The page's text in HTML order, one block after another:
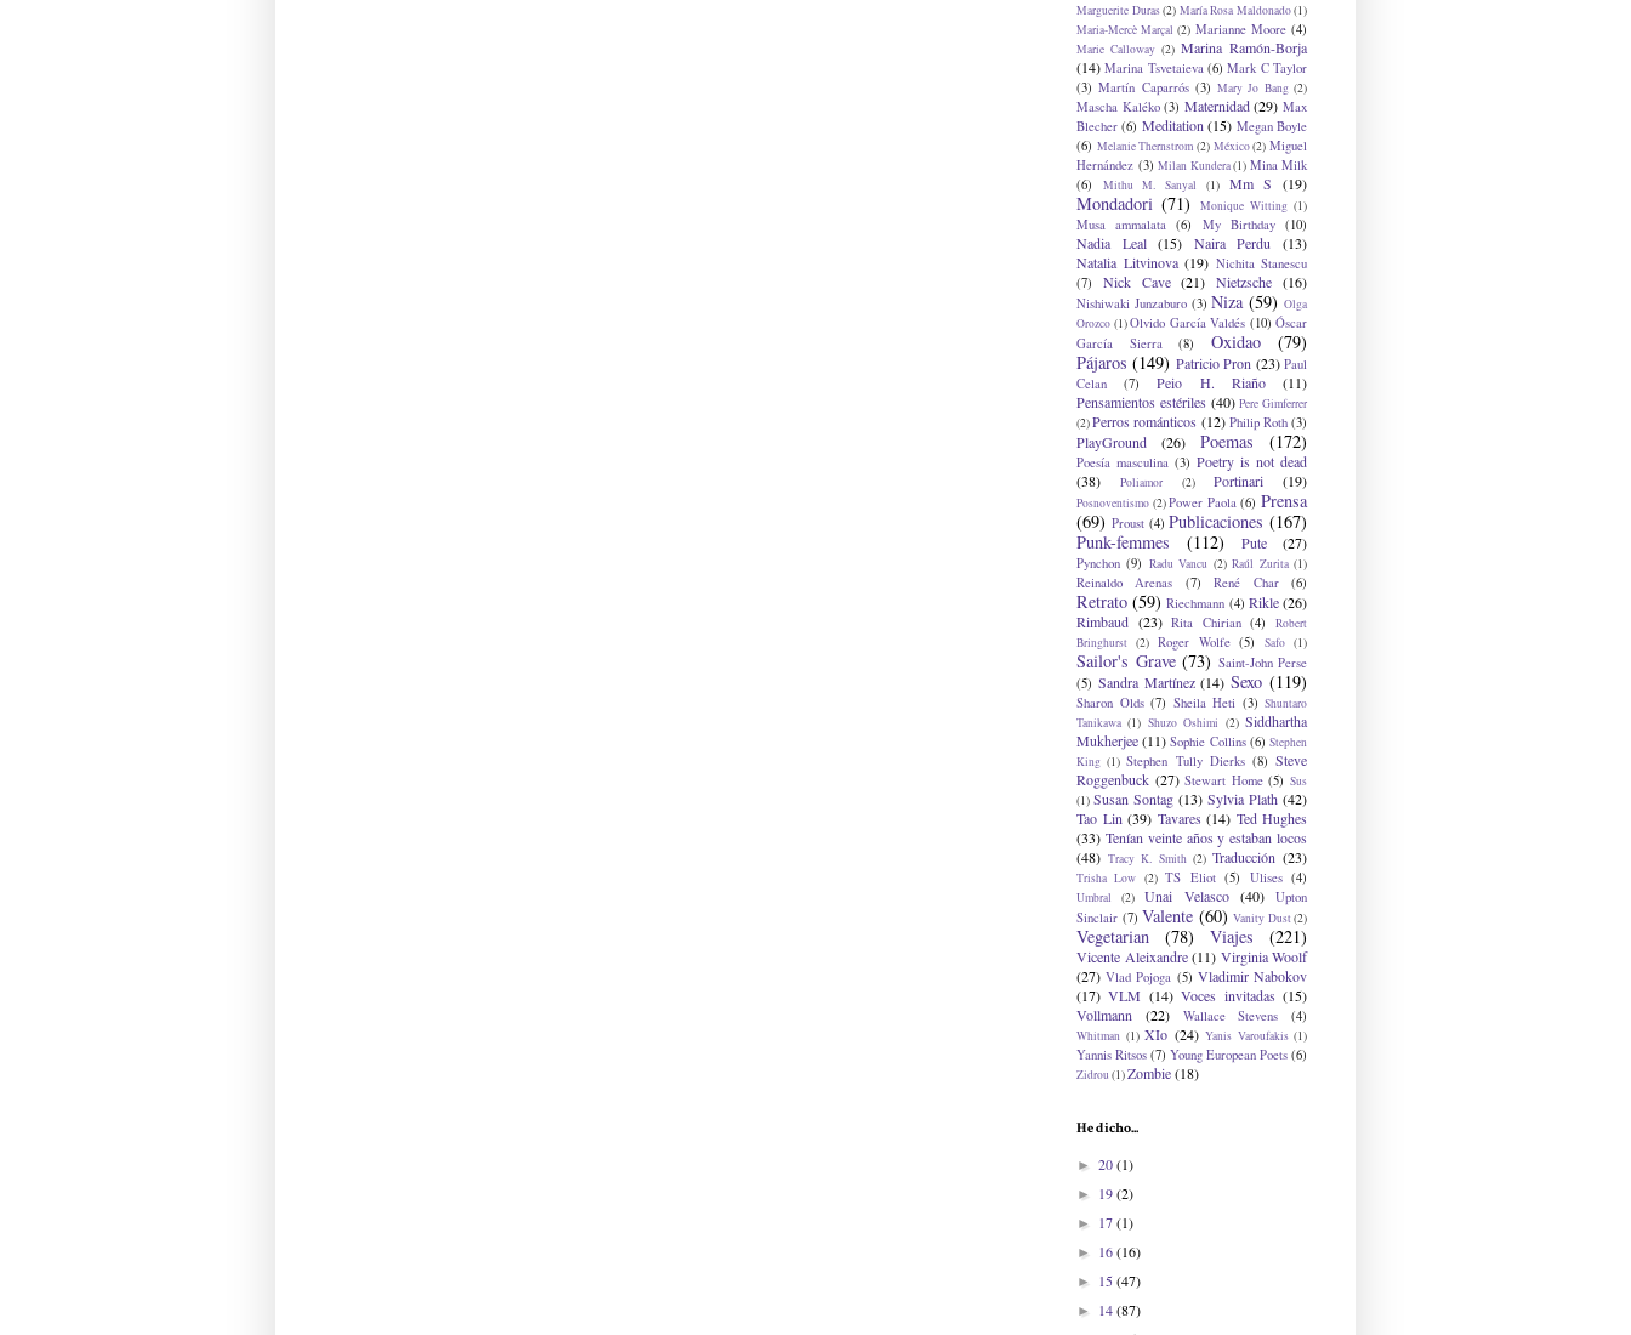
Marguerite Duras(2) María Rosa Maldonado(1)
Maria-Mercè Marçal (2) Marianne Moore (4)
Marie Calloway (2) Marina Ramón-Borja
(14) Marina Tsvetaieva (6) Mark C Taylor
(3) Martín Caparrós (3) Mary Jo Bang (2)
Mascha Kaléko (3) Maternidad (29) Max
Blecher (6) Meditation (15) Megan Boyle
(6) Melanie Thernstrom (2) México (2) Miguel
Hernández (3) Milan Kundera(1) Mina Milk
(6)
Mithu M. Sanyal (1) Mm S (19)
Mondadori (71) Monique Witting (1)
Musa ammalata (6) My Birthday (10)
Nadia Leal (15) Naira Perdu
(13)
Natalia Litvinova (19) Nichita Stanescu
(7)
Nick Cave (21) Nietzsche (16)
Nishiwaki Junzaburo (3) Niza (59) Olga
Orozco (1)Olvido García Valdés (10) Óscar
García Sierra
(8) Oxidao
(79)
Pájaros (149) Patricio Pron (23) Paul
Celan
(7) Peio H. Riaño
(11)
Pensamientos estériles (40) Pere Gimferrer
(2)Perros románticos (12) Philip Roth (3)
PlayGround (26) Poemas (172)
Poesía masculina (3) Poetry is not dead
(38)
Poliamor (2) Portinari (19)
Posnoventismo (2) Power Paola (6) Prensa
(69) Proust (4) Publicaciones (167)
Punk-femmes
(112) Pute (27)
Pynchon (9) Radu Vancu (2) Raúl Zurita (1)
Reinaldo Arenas (7) René Char (6)
Retrato (59) Riechmann (4) Rikle (26)
Rimbaud (23) Rita Chirian (4)
Robert
Bringhurst (2) Roger Wolfe (5) Safo (1)
Sailor's Grave (73) Saint-John Perse
(5) Sandra Martínez (14) Sexo (119)
Sharon Olds (7) Sheila Heti (3) Shuntaro
Tanikawa (1) Shuzo Oshimi (2) Siddhartha
Mukherjee (11) Sophie Collins (6) Stephen
King (1) Stephen Tully Dierks (8) Steve
Roggenbuck (27) Stewart Home (5) Sus
(1) Susan Sontag (13) Sylvia Plath (42)
Tao Lin (39) Tavares (14) Ted Hughes
(33) Tenían veinte años y estaban locos
(48) Tracy K. Smith (2) Traducción (23)
Trisha Low (2) TS Eliot (5) Ulises (4)
Umbral (2) Unai Velasco (40)
Upton
Sinclair (7) Valente (60) Vanity Dust(2)
Vegetarian (78) Viajes (221)
Vicente Aleixandre (11) Virginia Woolf
(27) Vlad Pojoga (5) Vladimir Nabokov
(17) VLM (14) Voces invitadas (15)
Vollmann
(22) Wallace Stevens (4)
Whitman (1) XIo (24) Yanis Varoufakis (1)
Yannis Ritsos (7) Young European Poets (6)
Zidrou(1)Zombie(18)
He dicho...
► 20(1)
► 19(2)
► 17(1)
► 16(16)
► 15(47)
► 14(87)